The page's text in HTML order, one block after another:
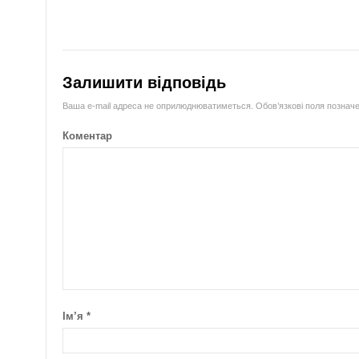
Залишити відповідь
Ваша e-mail адреса не оприлюднюватиметься. Обов’язкові поля
Коментар
Ім’я *